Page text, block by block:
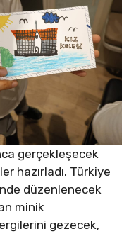
gerçekleşecek
hazırladı. Türkiye
düzenlenecek
minik
gezecek,